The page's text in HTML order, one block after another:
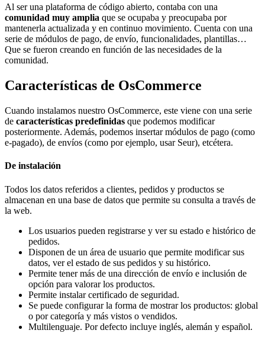
Al ser una plataforma de código abierto, contaba con una
comunidad muy amplia que se ocupaba y preocupaba por
mantenerla actualizada y en continuo movimiento. Cuenta con una
serie de módulos de pago, de envío, funcionalidades, plantillas…
Que se fueron creando en función de las necesidades de la
comunidad.
Características de OsCommerce
Cuando instalamos nuestro OsCommerce, este viene con una serie
de características predefinidas que podemos modificar
posteriormente. Además, podemos insertar módulos de pago (como
e-pagado), de envíos (como por ejemplo, usar Seur), etcétera.
De instalación
Todos los datos referidos a clientes, pedidos y productos se
almacenan en una base de datos que permite su consulta a través de
la web.
Los usuarios pueden registrarse y ver su estado e histórico de
pedidos.
Disponen de un área de usuario que permite modificar sus
datos, ver el estado de sus pedidos y su histórico.
Permite tener más de una dirección de envío e inclusión de
opción para valorar los productos.
Permite instalar certificado de seguridad.
Se puede configurar la forma de mostrar los productos: global
o por categoría y más vistos o vendidos.
Multilenguaje. Por defecto incluye inglés, alemán y español.